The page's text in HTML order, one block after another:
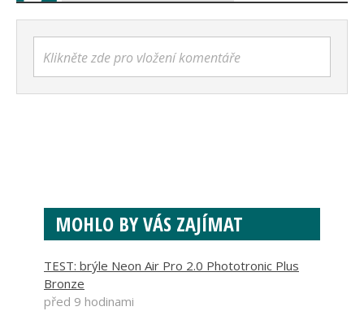
Klikněte zde pro vložení komentáře
MOHLO BY VÁS ZAJÍMAT
TEST: brýle Neon Air Pro 2.0 Phototronic Plus
Bronze
před 9 hodinami